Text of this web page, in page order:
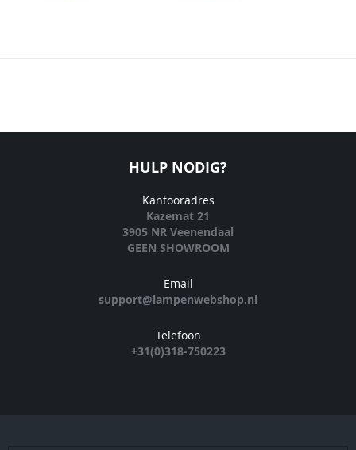
HULP NODIG?
Kantooradres
Kazemat 21
3905 NR Veenendaal
GEEN SHOWROOM
Email
support@lampenwebshop.nl
Telefoon
+31(0)318-750223